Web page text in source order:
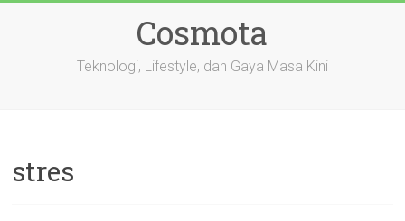
Cosmota
Teknologi, Lifestyle, dan Gaya Masa Kini
stres